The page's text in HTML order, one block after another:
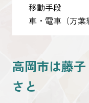
高岡市は藤
さと
移動手段
車・電車（万葉
観光ガイド